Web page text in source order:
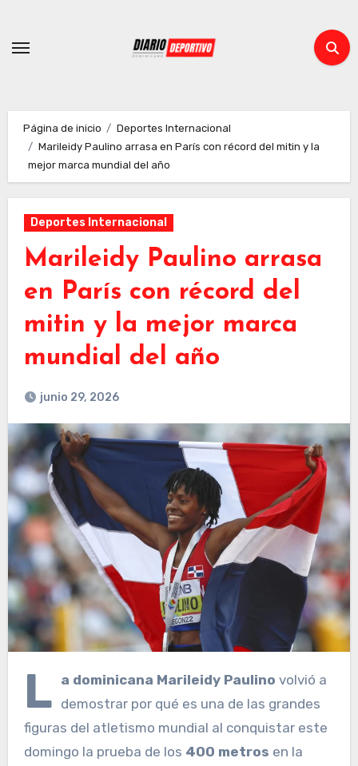
contenido
Página de inicio
Deportes Internacional
Marileidy Paulino arrasa en París con récord del mitin y la
mejor marca mundial del año
Deportes Internacional
Marileidy Paulino arrasa
en París con récord del
mitin y la mejor marca
mundial del año
junio 29, 2026
L a dominicana Marileidy Paulino volvió a
demostrar por qué es una de las grandes
figuras del atletismo mundial al conquistar este
domingo la prueba de los 400 metros en la